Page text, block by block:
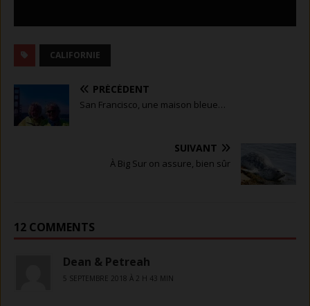
CALIFORNIE
PRÉCÉDENT
San Francisco, une maison bleue…
SUIVANT
À Big Sur on assure, bien sûr
12 COMMENTS
Dean & Petreah
5 SEPTEMBRE 2018 À 2 H 43 MIN